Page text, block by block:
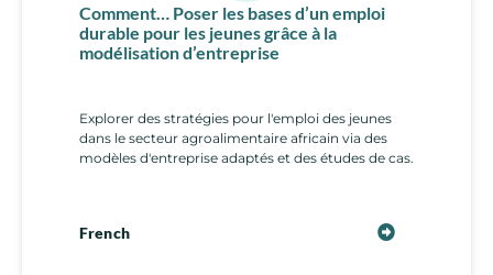
Comment… Poser les bases d’un emploi
durable pour les jeunes grâce à la
modélisation d’entreprise
Explorer des stratégies pour l'emploi des jeunes
dans le secteur agroalimentaire africain via des
modèles d'entreprise adaptés et des études de cas.
French